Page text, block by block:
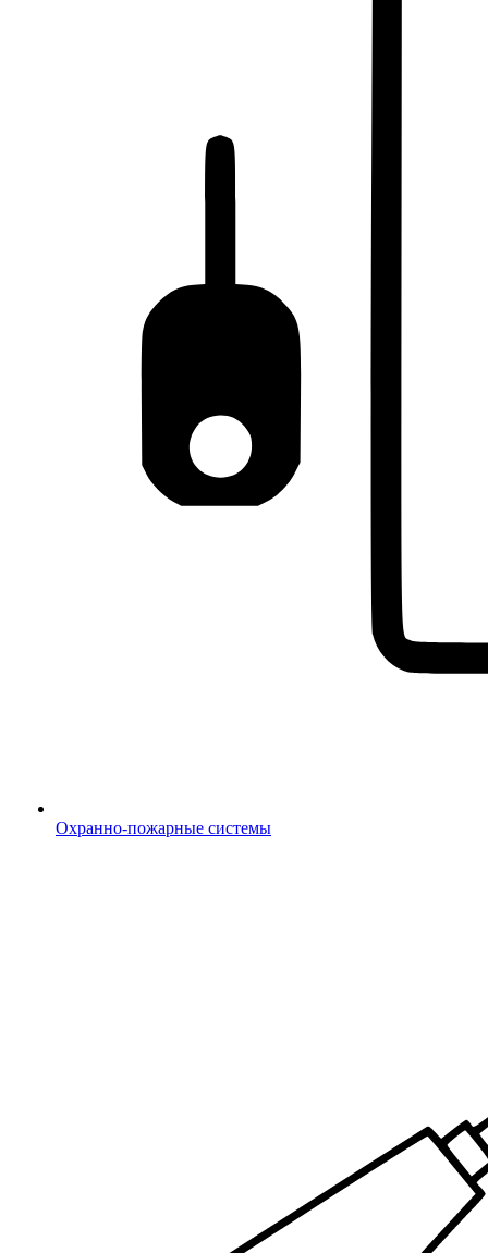
Охранно-пожарные системы